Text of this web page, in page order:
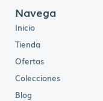
Navega
Inicio
Tienda
Ofertas
Colecciones
Blog